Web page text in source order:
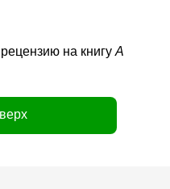
на книгуА